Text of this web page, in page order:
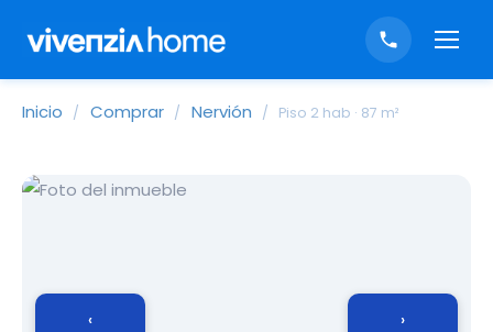
Inicio / Comprar / Nervión / Piso 2 hab · 87 m²
‹ ›